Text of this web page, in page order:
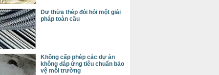
Dư thừa thép đòi hỏi một giải
pháp toàn cầu
Không cấp phép các dự án
không đáp ứng tiêu chuẩn bảo
vệ môi trường